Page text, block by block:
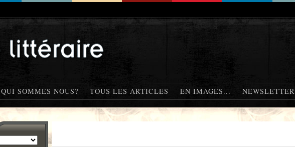
QUI SOMMES NOUS? TOUS LES ARTICLES EN IMAGES... NEWSLETTER